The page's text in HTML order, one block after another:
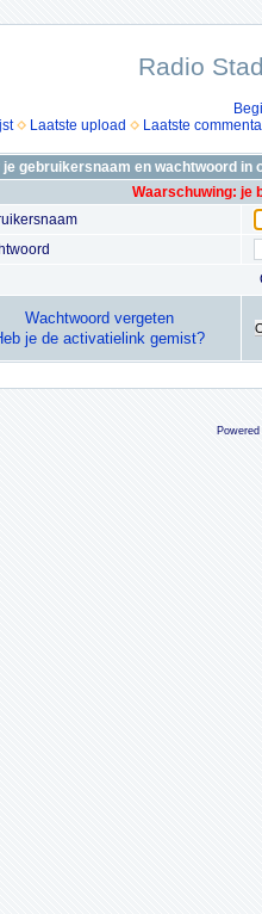
Radio
Laatste upload Laatste
je gebruikersnaam en wachtwoord in
Waarschuwing: je
Wachtwoord vergeten
je de activatielink gemist?